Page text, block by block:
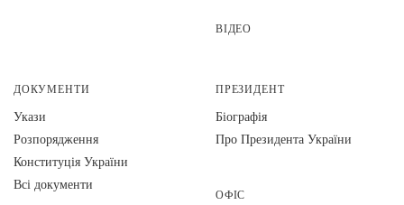
ВІДЕО
ДОКУМЕНТИ
Укази
Розпорядження
Конституція України
Всі документи
ПРЕЗИДЕНТ
Біографія
Про Президента України
ОФІС